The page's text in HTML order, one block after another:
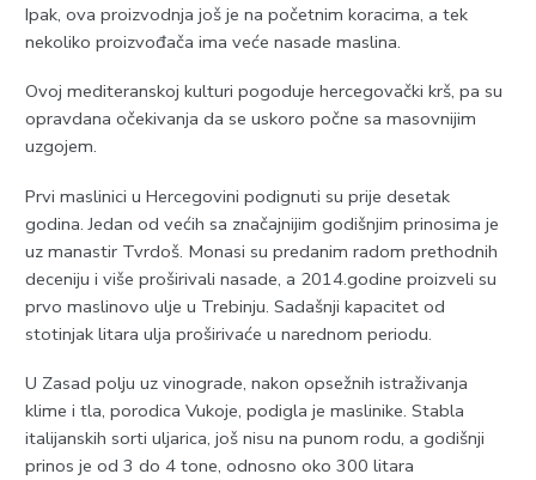
Ipak, ova proizvodnja još je na početnim koracima, a tek
nekoliko proizvođača ima veće nasade maslina.
Ovoj mediteranskoj kulturi pogoduje hercegovački krš, pa su
opravdana očekivanja da se uskoro počne sa masovnijim
uzgojem.
Prvi maslinici u Hercegovini podignuti su prije desetak
godina. Јedan od većih sa značajnijim godišnjim prinosima je
uz manastir Tvrdoš. Monasi su predanim radom prethodnih
deceniju i više proširivali nasade, a 2014.godine proizveli su
prvo maslinovo ulje u Trebinju. Sadašnji kapacitet od
stotinjak litara ulja proširivaće u narednom periodu.
U Zasad polju uz vinograde, nakon opsežnih istraživanja
klime i tla, porodica Vukoje, podigla je maslinike. Stabla
italijanskih sorti uljarica, još nisu na punom rodu, a godišnji
prinos je od 3 do 4 tone, odnosno oko 300 litara